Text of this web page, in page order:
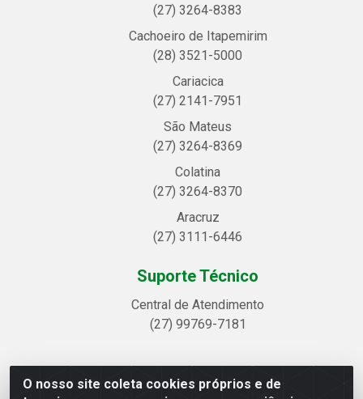
O nosso site coleta cookies próprios e de
(27) 3264-8383
Cachoeiro de Itapemirim
(28) 3521-5000
Cariacica
(27) 2141-7951
São Mateus
(27) 3264-8369
Colatina
(27) 3264-8370
Aracruz
(27) 3111-6446
Suporte Técnico
Central de Atendimento
(27) 99769-7181
Linhavix Distribuidora LTDA - Avenida Alegre, 2521 -